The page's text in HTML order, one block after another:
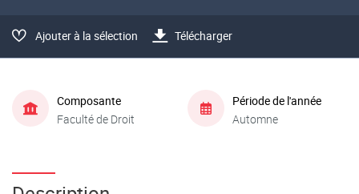
Ajouter à la sélection Télécharger
Composante
Faculté de Droit
Période de l'année
Automne